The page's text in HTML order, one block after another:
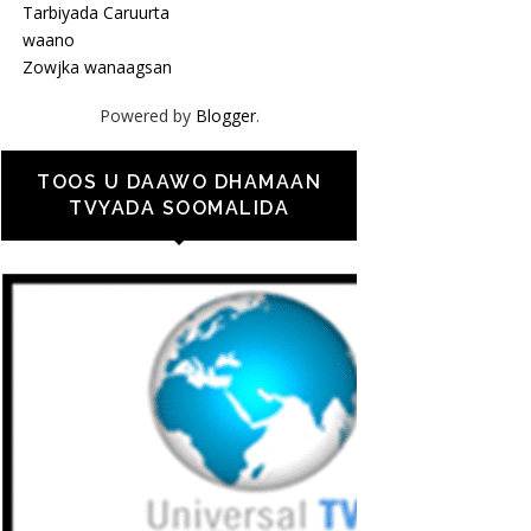
Tarbiyada Caruurta
waano
Zowjka wanaagsan
Powered by Blogger.
TOOS U DAAWO DHAMAAN
TVYADA SOOMALIDA